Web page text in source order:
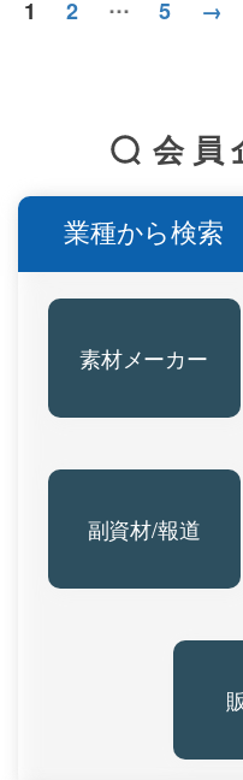
稿
1 2 5 →
会員
業種から検索
素材メーカー
副資材/報道